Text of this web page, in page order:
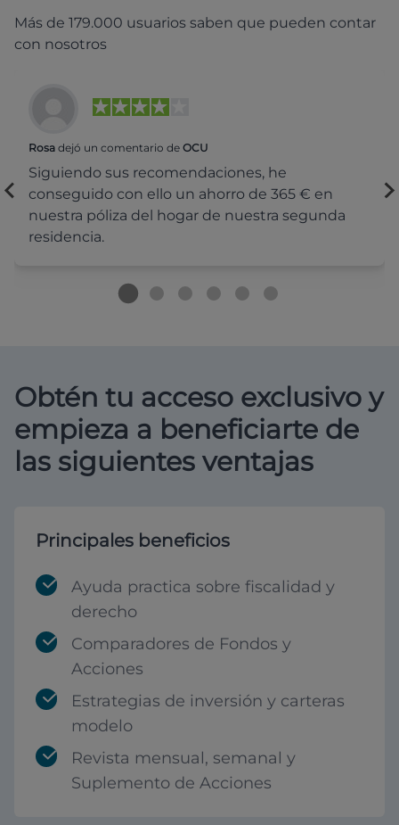
Más de 179.000 usuarios saben que pueden contar
con nosotros
Rosa dejó un comentario de OCU
Siguiendo sus recomendaciones, he
conseguido con ello un ahorro de 365 € en
nuestra póliza del hogar de nuestra segunda
residencia.
Obtén tu acceso exclusivo y
empieza a beneficiarte de
las siguientes ventajas
Principales beneficios
Ayuda practica sobre fiscalidad y
derecho
Comparadores de Fondos y
Acciones
Estrategias de inversión y carteras
modelo
Revista mensual, semanal y
Suplemento de Acciones